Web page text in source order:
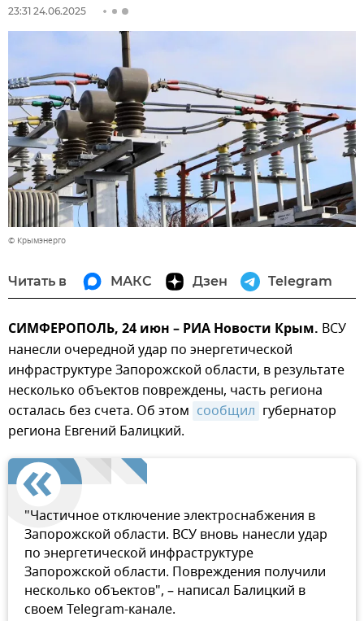
23:31 24.06.2025
© Крымэнерго
Читать в МАКС Дзен Telegram
СИМФЕРОПОЛЬ, 24 июн – РИА Новости Крым. ВСУ
нанесли очередной удар по энергетической
инфраструктуре Запорожской области, в результате
несколько объектов повреждены, часть региона
осталась без счета. Об этом сообщил губернатор
региона Евгений Балицкий.
"Частичное отключение электроснабжения в
Запорожской области. ВСУ вновь нанесли удар
по энергетической инфраструктуре
Запорожской области. Повреждения получили
несколько объектов", – написал Балицкий в
своем Telegram-канале.